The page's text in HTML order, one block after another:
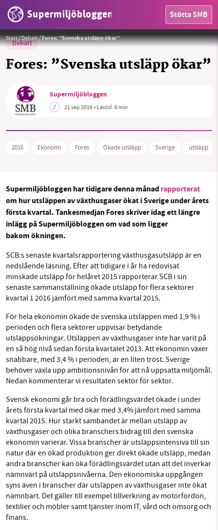
Supermiljöbloggen Stötta SMB
OMRÅDEN
OM OSS
Facebook Instagram BlueSky
Threads LinkedIn
Start/Debatt/Fores: ”Svenska utsläpp ökar”
Debatt
Fores: ”Svenska utsläpp ökar”
Foto:seyed mostafa zamani
Supermiljöbloggen
21 sep 2016• Lästid:6 min
2016 Ekonomi Fores Ökade utsläpp Sverige utsläpp
Supermiljöbloggen har tidigare denna månadrapporterat
om hur utsläppen av växthusgaser ökat i Sverige under årets
första kvartal. Tankesmedjan Fores skriver idag ett längre
inlägg på Supermiljöbloggen om vad som ligger
bakom ökningen.
SCB:s senaste kvartalsrapportering växthusgasutsläpp är en
nedslående läsning. Efter att tidigare i år ha redovisat
minskade utsläpp för helåret 2015 rapporterar SCB i sin
senaste sammanställning ökade utsläpp för flera sektorer
kvartal 1 2016 jämfört med samma kvartal 2015.
För hela ekonomin ökade de svenska utsläppen med 1,9 % i
perioden och flera sektorer uppvisar betydande
utsläppsökningar. Utsläppen av växthusgaser inte har varit på
en så hög nivå sedan första kvartalet 2013. Att ekonomin växer
snabbare, med 3,4 % i perioden, är en liten tröst. Sverige
behöver växla upp ambitionsnivån för att nå uppsatta miljömål.
Nedan kommenterar vi resultaten sektor för sektor.
Svensk ekonomi går bra och förädlingsvärdet ökade i under
årets första kvartal med ökar med 3,4% jämfört med samma
kvartal 2015. Hur starkt sambandet är mellan utsläpp av
växthusgaser och olika branschers bidrag till den svenska
ekonomin varierar. Vissa branscher är utsläppsintensiva till sin
natur där en ökad produktion ger direkt ökade utsläpp, medan
andra branscher kan öka förädlingsvärdet utan att det inverkar
nämnvärt på utsläppsnivåerna. Den ekonomiska uppgången
syns även i branscher där utsläppen av växthusgaser inte ökat
nämnbart. Det gäller till exempel tillverkning av motorfordon,
textilier och möbler samt tjänster inom IT, vård och omsorg och
finans.
SMB kämpar för en hållbar framtid. Sedan
starten 2010 har vår ideella redaktion drivit
miljödebatten framåt genom
nyhetsbevakning och granskningar. Nu vill vi
vill hjälpa oss.
Stötta vårt arbete genom att swisha en slant till
1231368703